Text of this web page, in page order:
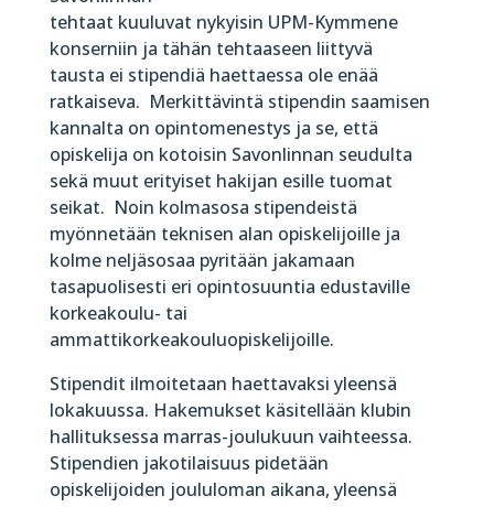
tehtaat kuuluvat nykyisin UPM-Kymmene
konserniin ja tähän tehtaaseen liittyvä
tausta ei stipendiä haettaessa ole enää
ratkaiseva. Merkittävintä stipendin saamisen
kannalta on opintomenestys ja se, että
opiskelija on kotoisin Savonlinnan seudulta
sekä muut erityiset hakijan esille tuomat
seikat. Noin kolmasosa stipendeistä
myönnetään teknisen alan opiskelijoille ja
kolme neljäsosaa pyritään jakamaan
tasapuolisesti eri opintosuuntia edustaville
korkeakoulu- tai
ammattikorkeakouluopiskelijoille.
Stipendit ilmoitetaan haettavaksi yleensä
lokakuussa. Hakemukset käsitellään klubin
hallituksessa marras-joulukuun vaihteessa.
Stipendien jakotilaisuus pidetään
opiskelijoiden joululoman aikana, yleensä